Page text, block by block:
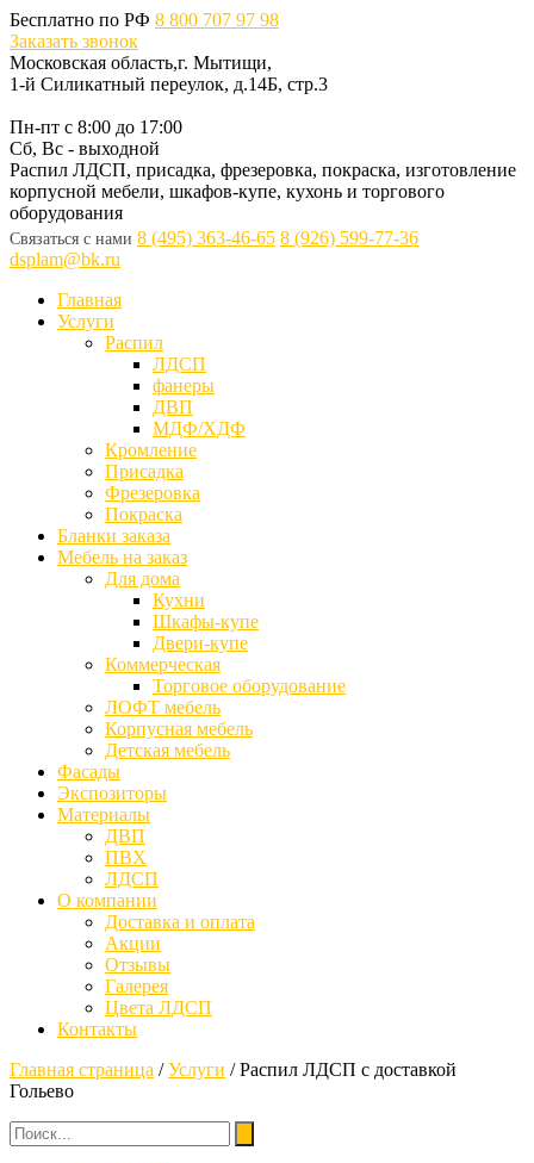
Бесплатно по РФ 8 800 707 97 98
Заказать звонок
Московская область,г. Мытищи,
1-й Силикатный переулок, д.14Б, стр.3
Пн-пт с 8:00 до 17:00
Сб, Вс - выходной
Распил ЛДСП, присадка, фрезеровка, покраска, изготовление
корпусной мебели, шкафов-купе, кухонь и торгового
оборудования
Связаться с нами 8 (495) 363-46-65 8 (926) 599-77-36
dsplam@bk.ru
Главная
Услуги
Распил
ЛДСП
фанеры
ДВП
МДФ/ХДФ
Кромление
Присадка
Фрезеровка
Покраска
Бланки заказа
Мебель на заказ
Для дома
Кухни
Шкафы-купе
Двери-купе
Коммерческая
Торговое оборудование
ЛОФТ мебель
Корпусная мебель
Детская мебель
Фасады
Экспозиторы
Материалы
ДВП
ПВХ
ЛДСП
О компании
Доставка и оплата
Акции
Отзывы
Галерея
Цвета ЛДСП
Контакты
Главная страница /Услуги /Распил ЛДСП с доставкой
Гольево